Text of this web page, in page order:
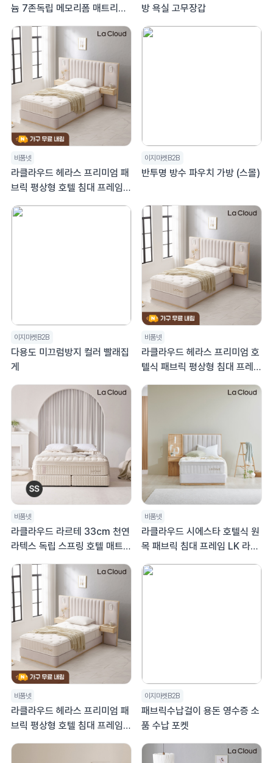
늄 7존독립 메모리폼 매트리스
유로탑 30cm K
방 욕실 고무장갑
비품넷
라클라우드 헤라스 프리미엄 패
브릭 평상형 호텔 침대 프레임
슈퍼싱글 SS
이지마켓B2B
반투명 방수 파우치 가방 (스몰)
이지마켓B2B
다용도 미끄럼방지 컬러 빨래집
게
비품넷
라클라우드 헤라스 프리미엄 호
텔식 패브릭 평상형 침대 프레임
킹침대 K
비품넷
라클라우드 라르테 33cm 천연
라텍스 독립 스프링 호텔 매트리
스 라지킹 LK
비품넷
라클라우드 시에스타 호텔식 원
목 패브릭 침대 프레임 LK 라지
킹
비품넷
라클라우드 헤라스 프리미엄 패
브릭 평상형 호텔 침대 프레임
트윈침대 TW
이지마켓B2B
패브릭수납걸이 용돈 영수증 소
품 수납 포켓